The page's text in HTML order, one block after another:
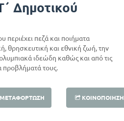
Δημοτικού
περιέχει πεζά και ποιήματα
θρησκευτική και εθνική ζωή, την
ιδεώδη καθώς και από τις
προβλήματά τους.
ΚΟΙΝΟΠΟΊΗΣΗ